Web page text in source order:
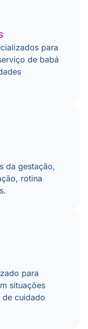
para
de babá
da gestação,
rotina
para
situações
de cuidado